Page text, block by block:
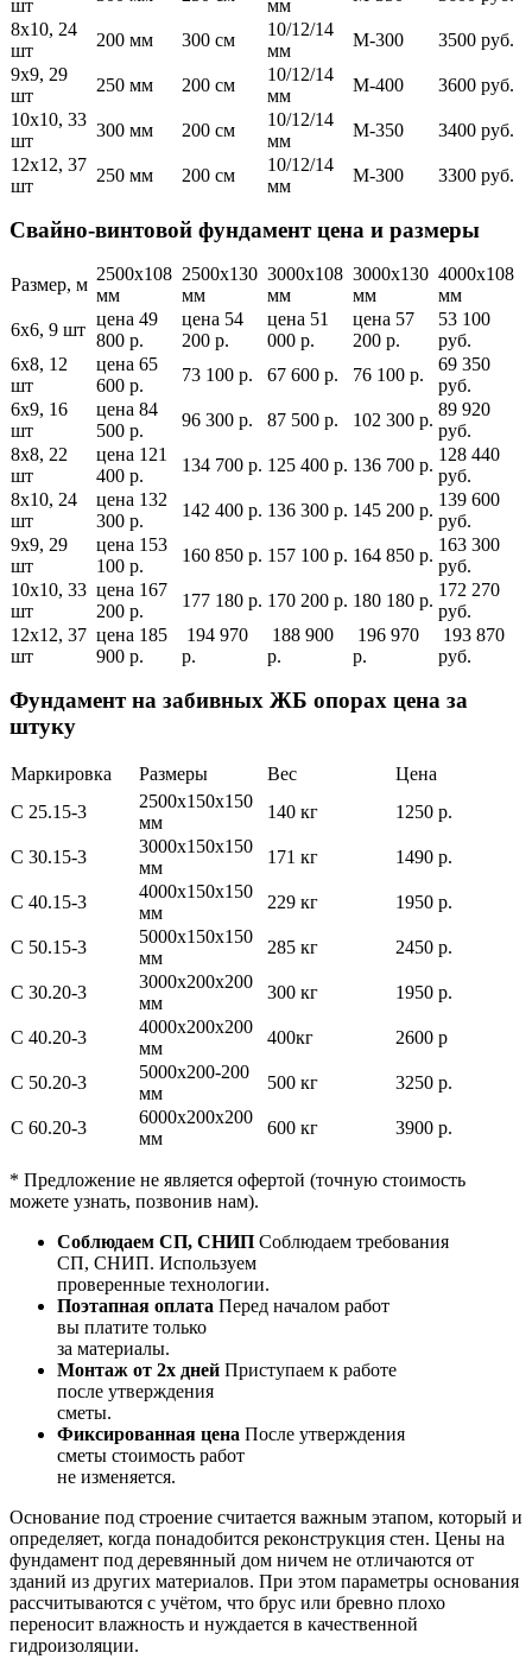
шт мм
8х10, 24
шт
200 мм 300 см
10/12/14
мм
М-300
3500 руб.
9х9, 29
шт
250 мм 200 см
10/12/14
мм
М-400
3600 руб.
10х10, 33
шт
300 мм 200 см
10/12/14
мм
М-350
3400 руб.
12х12, 37
шт
250 мм 200 см
10/12/14
мм
М-300 3300 руб.
Свайно-винтовой фундамент цена и размеры
Размер, м
2500х108
мм
2500х130
мм
3000х108
мм
3000х130
мм
4000х108
мм
6х6, 9 шт
цена 49
800 р.
цена 54
200 р.
цена 51
000 р.
цена 57
200 р.
53 100
руб.
6х8, 12
шт
цена 65
600 р.
73 100 р. 67 600 р. 76 100 р.
69 350
руб.
6х9, 16
шт
цена 84
500 р.
96 300 р. 87 500 р. 102 300 р.
89 920
руб.
8х8, 22
шт
цена 121
400 р.
134 700 р. 125 400 р. 136 700 р.
128 440
руб.
8х10, 24
шт
цена 132
300 р.
142 400 р. 136 300 р. 145 200 р.
139 600
руб.
9х9, 29
шт
цена 153
100 р.
160 850 р. 157 100 р. 164 850 р.
163 300
руб.
10х10, 33
шт
цена 167
200 р.
177 180 р. 170 200 р. 180 180 р.
172 270
руб.
12х12, 37
шт
цена 185
900 р.
194 970
р.
188 900
р.
196 970
р.
193 870
руб.
Фундамент на забивных ЖБ опорах цена за
штуку
Маркировка Размеры Вес
Цена
С 25.15-3
2500х150х150
мм
140 кг 1250 р.
С 30.15-3
3000х150х150
мм
171 кг 1490 р.
С 40.15-3
4000х150х150
мм
229 кг 1950 р.
С 50.15-3
5000х150х150
мм
285 кг 2450 р.
С 30.20-3
3000х200х200
мм
300 кг 1950 р.
С 40.20-3
4000х200х200
мм
400кг 2600 р
С 50.20-3
5000х200-200
мм
500 кг 3250 р.
С 60.20-3
6000х200х200
мм
600 кг 3900 р.
* Предложение не является офертой (точную стоимость
можете узнать, позвонив нам).
Соблюдаем СП, СНИП Соблюдаем требования
СП, СНИП. Используем
проверенные технологии.
Поэтапная оплата Перед началом работ
вы платите только
за материалы.
Монтаж от 2х дней Приступаем к работе
после утверждения
сметы.
Фиксированная цена После утверждения
сметы стоимость работ
не изменяется.
Основание под строение считается важным этапом, который и
определяет, когда понадобится реконструкция стен. Цены на
фундамент под деревянный дом ничем не отличаются от
зданий из других материалов. При этом параметры основания
рассчитываются с учётом, что брус или бревно плохо
переносит влажность и нуждается в качественной
гидроизоляции.